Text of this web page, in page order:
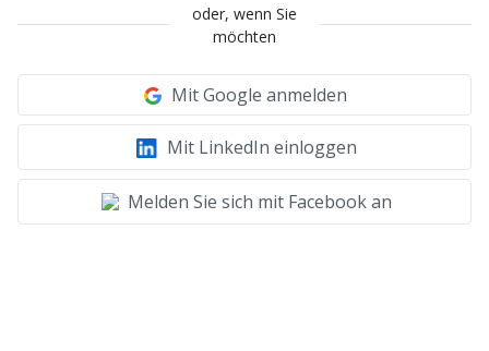
oder, wenn Sie
möchten
Mit Google anmelden
Mit LinkedIn einloggen
Melden Sie sich mit Facebook an